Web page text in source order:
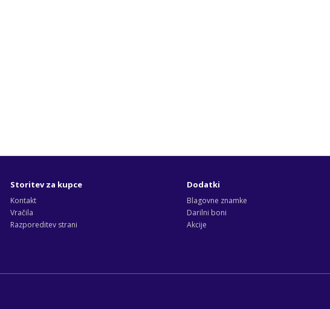
Storitev za kupce
Kontakt
Vračila
Razporeditev strani
Dodatki
Blagovne znamke
Darilni boni
Akcije